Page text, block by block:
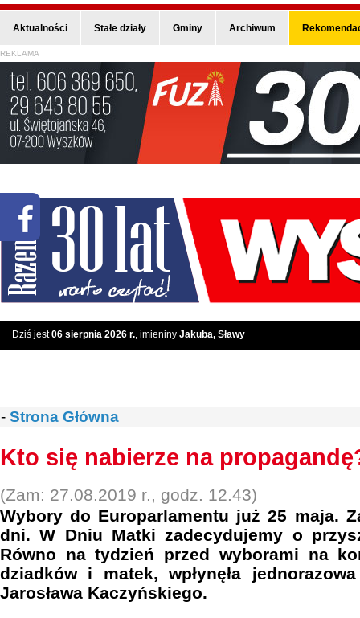
Aktualności Stałe działy Gminy Archiwum
REKLAMA
Dziś jest06 sierpnia 2026 r., imieniny Jakuba, Sławy
- Strona Główna
Kto się nabierze na
(Zam: 27.08.2019 r., godz. 12.43)
Wybory do Europarlamentu już 25 maja.
dni. W Dniu Matki zadecydujemy o
Równo na tydzień przed wyborami na
dziadków i matek, wpłynęła
Jarosława Kaczyńskiego.